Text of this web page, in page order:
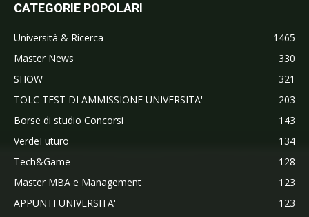
CATEGORIE POPOLARI
Università & Ricerca
1465
Master News
330
SHOW
321
TOLC TEST DI AMMISSIONE UNIVERSITA'
203
Borse di studio Concorsi
143
VerdeFuturo
134
Tech&Game
128
Master MBA e Management
123
APPUNTI UNIVERSITA'
123